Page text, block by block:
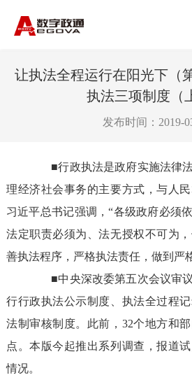
让执法全程运行在阳光下（
执法三项制度（
发布时间：2019-
■行政执法是政府实施法律
理经济社会事务的主要方式，与人民
习近平总书记强调，“各级政府必须
法定职责必须为、法无授权不可为
善执法程序，严格执法责任，做到严
■中央深改委第五次会议审
行行政执法公示制度、执法全过程
法制审核制度。此前， 32个地方和
点。本版今起推出系列调查，报道
情况。